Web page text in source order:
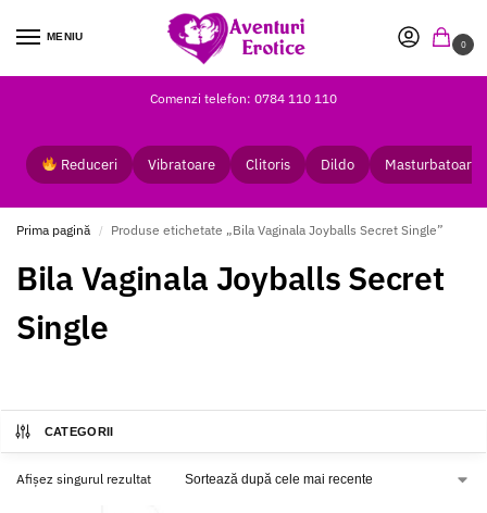
MENIU
0
Comenzi telefon: 0784 110 110
Reduceri Vibratoare Clitoris Dildo Masturbatoare
Prima pagină / Produse etichetate „Bila Vaginala Joyballs Secret Single”
Bila Vaginala Joyballs Secret
Single
CATEGORII
Afișez singurul rezultat